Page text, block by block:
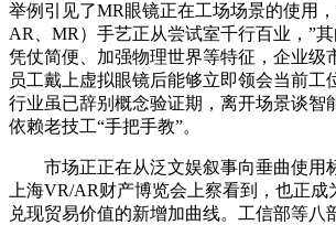
举例引见了MR眼镜正在工场场景的使用，
AR、MR）手艺正从尝试室千行百业，”
凭仗简便、加强物理世界等特征，企业级
员工戴上虚拟眼镜后能够立即领会当前工
行业虽已辞别概念验证期，离开场景谈智
依赖老技工“手把手教”。
市场正正在从泛文娱叙事向垂曲使用
上海VR/AR财产博览会上察看到，也正成
兑现贸易价值的新增加曲线。工信部等八